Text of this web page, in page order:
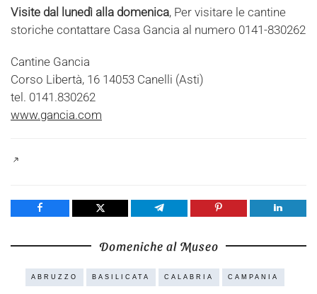
Visite dal lunedì alla domenica, Per visitare le cantine
storiche contattare Casa Gancia al numero 0141-830262
Cantine Gancia
Corso Libertà, 16 14053 Canelli (Asti)
tel. 0141.830262
www.gancia.com
Domeniche al Museo
ABRUZZO BASILICATA CALABRIA CAMPANIA